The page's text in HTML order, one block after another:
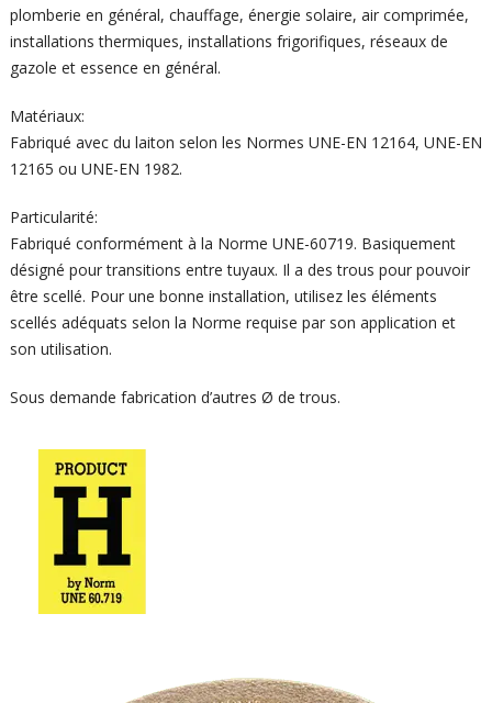
plomberie en général, chauffage, énergie solaire, air comprimée,
installations thermiques, installations frigorifiques, réseaux de
gazole et essence en général.
Matériaux:
Fabriqué avec du laiton selon les Normes UNE-EN 12164, UNE-EN
12165 ou UNE-EN 1982.
Particularité:
Fabriqué conformément à la Norme UNE-60719. Basiquement
désigné pour transitions entre tuyaux. Il a des trous pour pouvoir
être scellé. Pour une bonne installation, utilisez les éléments
scellés adéquats selon la Norme requise par son application et
son utilisation.
Sous demande fabrication d’autres Ø de trous.